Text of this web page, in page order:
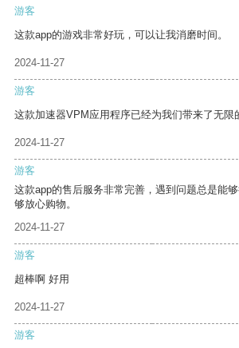
游客
这款app的游戏非常好玩，可以让我消磨时间。
2024-11-27
游客
这款加速器VPM应用程序已经为我们带来了无限
2024-11-27
游客
这款app的售后服务非常完善，遇到问题总是能
够放心购物。
2024-11-27
游客
超棒啊 好用
2024-11-27
游客